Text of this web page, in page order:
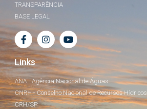
TRANSPARÊNCIA
BASE LEGAL
Links
ANA - Agência Nacional de Águas
CNRH - Conselho Nacional de Recursos Hídricos
CRH/SP